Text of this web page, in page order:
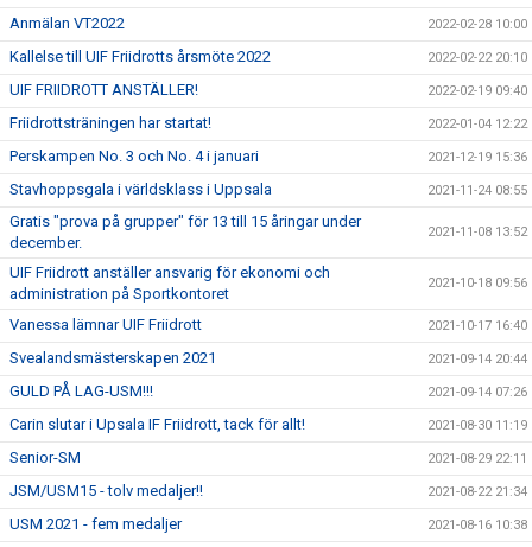
Anmälan VT2022 2022-02-28 10:00
Kallelse till UIF Friidrotts årsmöte 2022 2022-02-22 20:10
UIF FRIIDROTT ANSTÄLLER! 2022-02-19 09:40
Friidrottsträningen har startat! 2022-01-04 12:22
Perskampen No. 3 och No. 4 i januari 2021-12-19 15:36
Stavhoppsgala i världsklass i Uppsala 2021-11-24 08:55
Gratis "prova på grupper" för 13 till 15 åringar under
december.
2021-11-08 13:52
UIF Friidrott anställer ansvarig för ekonomi och
administration på Sportkontoret
2021-10-18 09:56
Vanessa lämnar UIF Friidrott 2021-10-17 16:40
Svealandsmästerskapen 2021 2021-09-14 20:44
GULD PÅ LAG-USM!!! 2021-09-14 07:26
Carin slutar i Upsala IF Friidrott, tack för allt! 2021-08-30 11:19
Senior-SM 2021-08-29 22:11
JSM/USM15 - tolv medaljer!! 2021-08-22 21:34
USM 2021 - fem medaljer 2021-08-16 10:38